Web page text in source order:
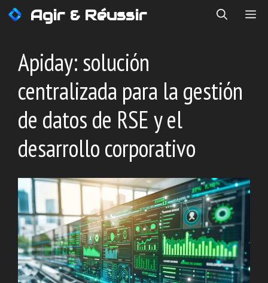
Saltar
Agir & Réussir
Apiday: solución
centralizada para la gestión
de datos de RSE y el
desarrollo corporativo